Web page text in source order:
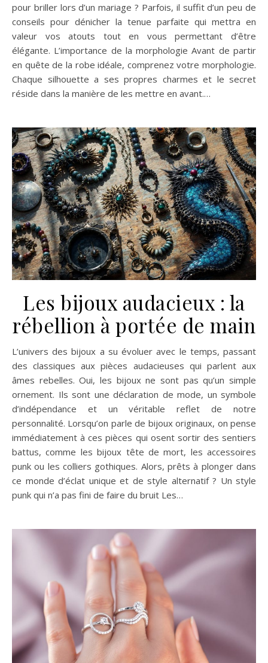
pour briller lors d’un mariage ? Parfois, il suffit d’un peu de
conseils pour dénicher la tenue parfaite qui mettra en
valeur vos atouts tout en vous permettant d’être
élégante. L’importance de la morphologie Avant de partir
en quête de la robe idéale, comprenez votre morphologie.
Chaque silhouette a ses propres charmes et le secret
réside dans la manière de les mettre en avant.…
Les bijoux audacieux : la
rébellion à portée de main
L’univers des bijoux a su évoluer avec le temps, passant
des classiques aux pièces audacieuses qui parlent aux
âmes rebelles. Oui, les bijoux ne sont pas qu’un simple
ornement. Ils sont une déclaration de mode, un symbole
d’indépendance et un véritable reflet de notre
personnalité. Lorsqu’on parle de bijoux originaux, on pense
immédiatement à ces pièces qui osent sortir des sentiers
battus, comme les bijoux tête de mort, les accessoires
punk ou les colliers gothiques. Alors, prêts à plonger dans
ce monde d’éclat unique et de style alternatif ? Un style
punk qui n’a pas fini de faire du bruit Les…